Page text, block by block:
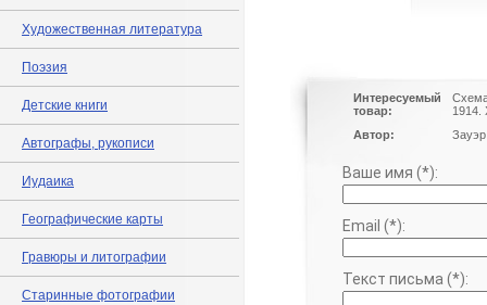
Художественная литература
Поэзия
Детские книги
Автографы, рукописи
Иудаика
Географические карты
Гравюры и литографии
Старинные фотографии
Интересуемый
товар:
1914.
Автор:
Ваше имя (*):
Email (*):
Текст письма (*):